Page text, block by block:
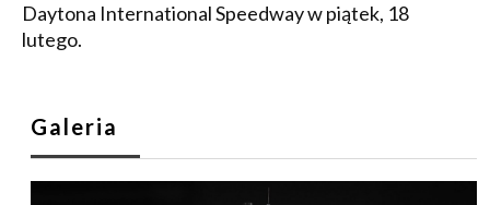
Daytona International Speedway w piątek, 18
lutego.
Galeria